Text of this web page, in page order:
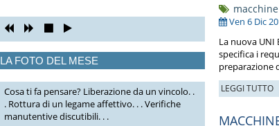
LA FOTO DEL MESE
Cosa ti fa pensare? Liberazione da un vincolo. .
. Rottura di un legame affettivo. . . Verifiche
manutentive discutibili. . .
macchine
Ven 6 Dic
La nuova UNI
specifica i
preparazione
LEGGI TUTTO